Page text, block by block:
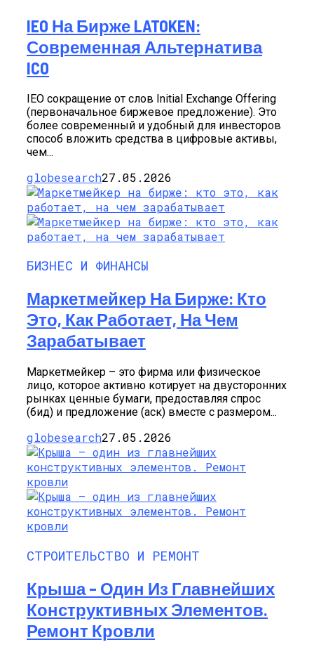
IEO На Бирже LATOKEN:
Современная Альтернатива
ICO
IEO сокращение от слов Initial Exchange Offering
(первоначальное биржевое предложение). Это
более современный и удобный для инвесторов
способ вложить средства в цифровые активы,
чем...
globesearch27.05.2026
БИЗНЕС И ФИНАНСЫ
Маркетмейкер На Бирже: Кто
Это, Как Работает, На Чем
Зарабатывает
Маркетмейкер – это фирма или физическое
лицо, которое активно котирует на двусторонних
рынках ценные бумаги, предоставляя спрос
(бид) и предложение (аск) вместе с размером...
globesearch27.05.2026
СТРОИТЕЛЬСТВО И РЕМОНТ
Крыша – Один Из Главнейших
Конструктивных Элементов.
Ремонт Кровли